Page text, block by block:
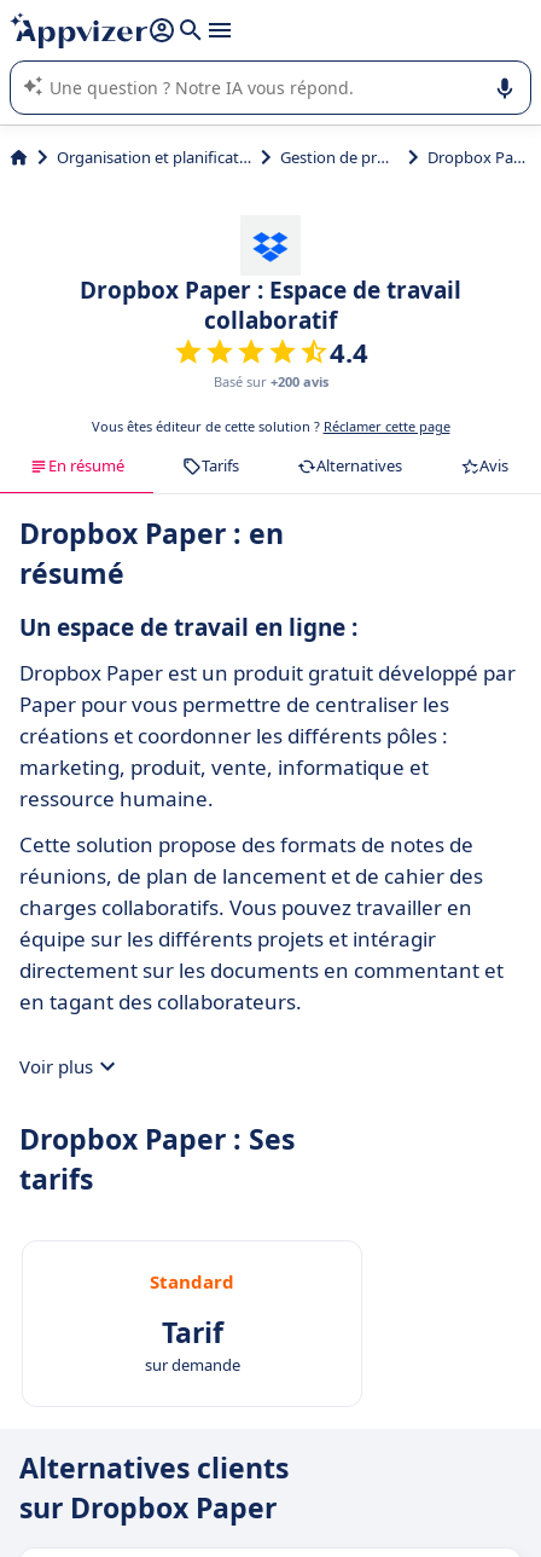
répondre (plusieurs lignes avec
L'IA de Appvizer vous guide dans l'utilisation ou la sélection de
logiciel SaaS en entreprise.
Organisation et planification Gestion de projet Dropbox Paper
Dropbox Paper : Espace de travail
collaboratif
4.4
Basé sur +200 avis
Vous êtes éditeur de cette solution ? Réclamer cette page
En résumé Tarifs Alternatives Avis
Dropbox Paper : en
résumé
Un espace de travail en ligne :
Dropbox Paper est un produit gratuit développé par
Paper pour vous permettre de centraliser les
créations et coordonner les différents pôles :
marketing, produit, vente, informatique et
ressource humaine.
Cette solution propose des formats de notes de
réunions, de plan de lancement et de cahier des
charges collaboratifs. Vous pouvez travailler en
équipe sur les différents projets et intéragir
directement sur les documents en commentant et
en tagant des collaborateurs.
Voir plus
Dropbox Paper : Ses
tarifs
Standard
Tarif
sur demande
Alternatives clients
sur Dropbox Paper